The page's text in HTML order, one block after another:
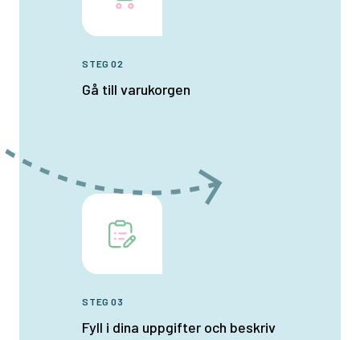
STEG 02
Gå till varukorgen
STEG 03
Fyll i dina uppgifter och beskriv